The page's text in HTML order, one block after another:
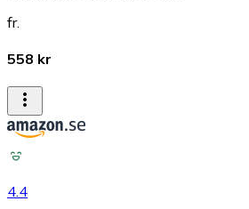
fr.
558 kr
4.4